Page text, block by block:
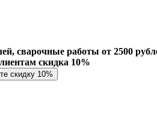
сварочные работы от 2500
скидка 10%
скидку 10%